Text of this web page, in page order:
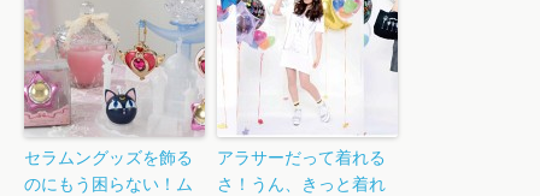
セラムングッズを飾る
のにもう困らない！ム
アラサーだって着れる
さ！うん、きっと着れ